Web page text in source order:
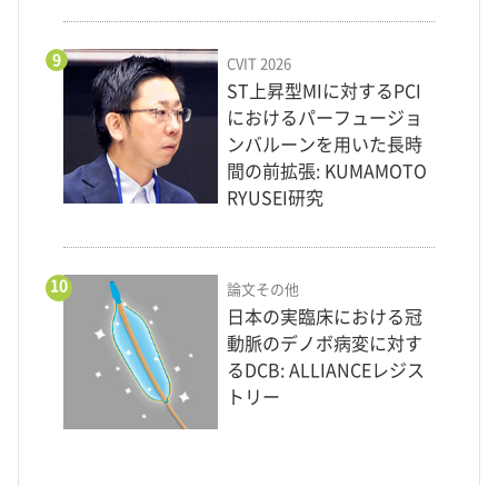
9 CVIT 2026
ST上昇型MIに対するPCI
におけるパーフュージョ
ンバルーンを用いた長時
間の前拡張: KUMAMOTO
RYUSEI研究
10 論文その他
日本の実臨床における冠
動脈のデノボ病変に対す
るDCB: ALLIANCEレジス
トリー